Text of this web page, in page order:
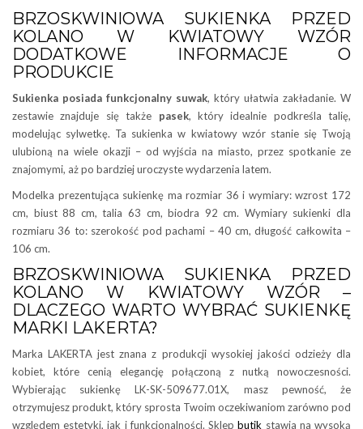
BRZOSKWINIOWA SUKIENKA PRZED
KOLANO W KWIATOWY WZÓR
DODATKOWE INFORMACJE O
PRODUKCIE
Sukienka posiada funkcjonalny suwak, który ułatwia zakładanie. W
zestawie znajduje się także pasek, który idealnie podkreśla talię,
modelując sylwetkę. Ta sukienka w kwiatowy wzór stanie się Twoją
ulubioną na wiele okazji – od wyjścia na miasto, przez spotkanie ze
znajomymi, aż po bardziej uroczyste wydarzenia latem.
Modelka prezentująca sukienkę ma rozmiar 36 i wymiary: wzrost 172
cm, biust 88 cm, talia 63 cm, biodra 92 cm. Wymiary sukienki dla
rozmiaru 36 to: szerokość pod pachami – 40 cm, długość całkowita –
106 cm.
BRZOSKWINIOWA SUKIENKA PRZED
KOLANO W KWIATOWY WZÓR –
DLACZEGO WARTO WYBRAĆ SUKIENKĘ
MARKI LAKERTA?
Marka LAKERTA jest znana z produkcji wysokiej jakości odzieży dla
kobiet, które cenią elegancję połączoną z nutką nowoczesności.
Wybierając sukienkę LK-SK-509677.01X, masz pewność, że
otrzymujesz produkt, który sprosta Twoim oczekiwaniom zarówno pod
względem estetyki, jak i funkcjonalności. Sklepbutik stawia na wysoką